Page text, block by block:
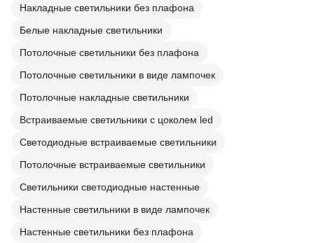
Накладные светильники без плафона
Белые накладные светильники
Потолочные светильники без плафона
Потолочные светильники в виде лампочек
Потолочные накладные светильники
Встраиваемые светильники с цоколем led
Светодиодные встраиваемые светильники
Потолочные встраиваемые светильники
Светильники светодиодные настенные
Настенные светильники в виде лампочек
Настенные светильники без плафона